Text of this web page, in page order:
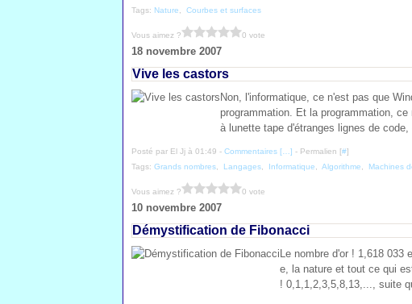
Tags: Nature Courbes et surfaces
Vous aimez ? 0 vote
18 novembre 2007
Vive les castors
Non, l'informatique, ce n'est pas que
programmation. Et la programmation,
à lunette tape d'étranges lignes de
Posté par El Jj à 01:49 - Commentaires [ ] - Permalien [#]
Tags: Grands nombres Langages Informatique Algorithme Machines
Vous aimez ? 0 vote
10 novembre 2007
Démystification de Fibonacci
Le nombre d'or ! 1,618 033
e, la nature et tout ce qui
! 0,1,1,2,3,5,8,13,..., suite